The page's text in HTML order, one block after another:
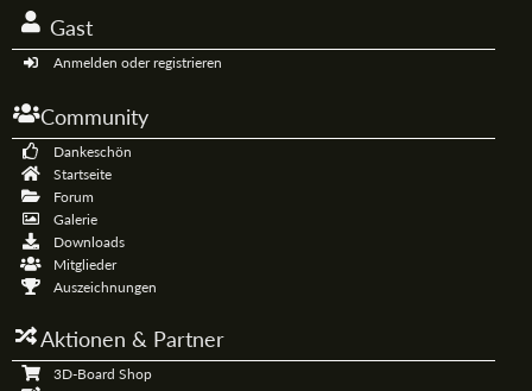
Gast
Anmelden oder registrieren
Community
Dankeschön
Startseite
Forum
Galerie
Downloads
Mitglieder
Auszeichnungen
Aktionen & Partner
3D-Board Shop